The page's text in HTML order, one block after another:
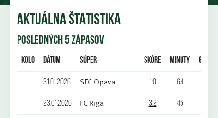
AKTUÁLNA ŠTATISTIKA
POSLEDNÝCH 5 ZÁPASOV
Kolo Dátum Súper Skóre Minúty Góly
31.01.2026 SFC Opava 1:0 64
23.01.2026 FC Riga 3:2 45